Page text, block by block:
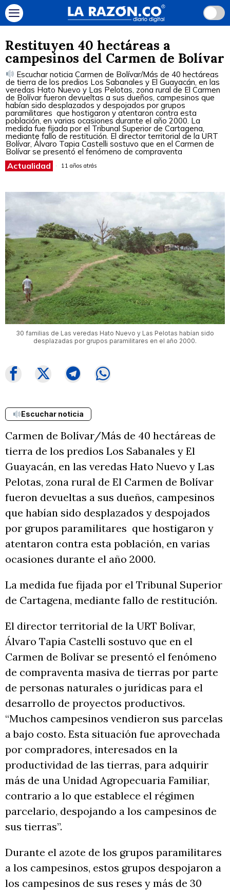
Restituyen 40 hectáreas a
campesinos del Carmen de Bolívar
Escuchar noticia Carmen de Bolívar/Más de 40 hectáreas
de tierra de los predios Los Sabanales y El Guayacán, en las
veredas Hato Nuevo y Las Pelotas, zona rural de El Carmen
de Bolívar fueron devueltas a sus dueños, campesinos que
habían sido desplazados y despojados por grupos
paramilitares que hostigaron y atentaron contra esta
población, en varias ocasiones durante el año 2000. La
medida fue fijada por el Tribunal Superior de Cartagena,
mediante fallo de restitución. El director territorial de la URT
Bolívar, Álvaro Tapia Castelli sostuvo que en el Carmen de
Bolívar se presentó el fenómeno de compraventa
Actualidad 11 años atrás
30 familias de Las veredas Hato Nuevo y Las Pelotas habían sido
desplazadas por grupos paramilitares en el año 2000.
Escuchar noticia
Carmen de Bolívar/Más de 40 hectáreas de
tierra de los predios Los Sabanales y El
Guayacán, en las veredas Hato Nuevo y Las
Pelotas, zona rural de El Carmen de Bolívar
fueron devueltas a sus dueños, campesinos
que habían sido desplazados y despojados
por grupos paramilitares que hostigaron y
atentaron contra esta población, en varias
ocasiones durante el año 2000.
La medida fue fijada por el Tribunal Superior
de Cartagena, mediante fallo de restitución.
El director territorial de la URT Bolívar,
Álvaro Tapia Castelli sostuvo que en el
Carmen de Bolívar se presentó el fenómeno
de compraventa masiva de tierras por parte
de personas naturales o jurídicas para el
desarrollo de proyectos productivos.
“Muchos campesinos vendieron sus parcelas
a bajo costo. Esta situación fue aprovechada
por compradores, interesados en la
productividad de las tierras, para adquirir
más de una Unidad Agropecuaria Familiar,
contrario a lo que establece el régimen
parcelario, despojando a los campesinos de
sus tierras”.
Durante el azote de los grupos paramilitares
a los campesinos, estos grupos despojaron a
los campesinos de sus reses y más de 30